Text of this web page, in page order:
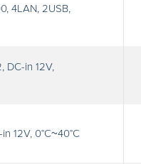
4LAN, 2USB,
DC-in 12V,
12V, 0°C~40°C